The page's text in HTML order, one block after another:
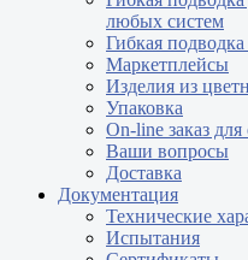
любых систем
Гибкая
Маркетплейсы
Изделия из
Упаковка
On-line заказ
Ваши вопросы
Доставка
Документация
Технические
Испытания